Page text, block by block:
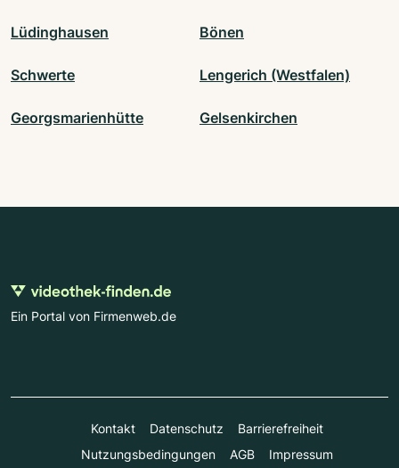
Lüdinghausen Bönen
Schwerte Lengerich (Westfalen)
Georgsmarienhütte Gelsenkirchen
Ein Portal von Firmenweb.de
Kontakt Datenschutz
Barrierefreiheit
Nutzungsbedingungen
AGB Impressum